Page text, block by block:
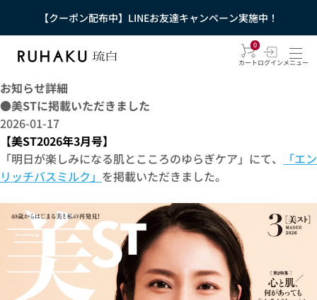
【クーポン配布中】LINEお友達キャンペーン実施中！
0
カートログインメニュー
お知らせ詳細
●美STに掲載いただきました
2026-01-17
【美ST2026年3月号】
「明日が楽しみになる肌とこころのゆらぎケア」にて、
「エン
リッチバスミルク」 を掲載いただきました。